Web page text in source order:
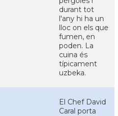
durant tot
l'any hi ha un
lloc on els que
fumen, en
poden. La
cuina és
típicament
uzbeka.
El Chef David
Caral porta